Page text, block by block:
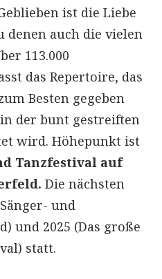
ist die Liebe
denen auch die vielen
113.000
das Repertoire, das
Besten gegeben
der bunt gestreiften
wird. Höhepunkt ist
Tanzfestival auf
Die nächsten
und
und 2025 (Das große
statt.